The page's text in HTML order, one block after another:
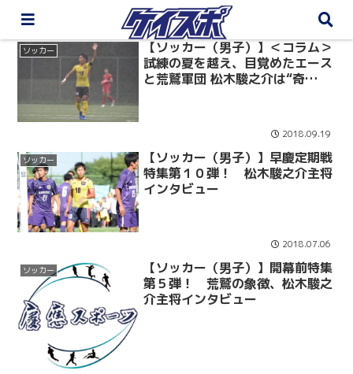
ソッカー
【ソッカー（男子）】＜コラム＞
試練の夏を越え、目覚めたエース
と荒鷲軍団 松木駿之介は“奇
2018.09.19
ソッカー
【ソッカー（男子）】早慶定期戦
特集第１０弾！ 松木駿之介主将
インタビュー
2018.07.06
ソッカー
【ソッカー（男子）】開幕前特集
第５弾！ 荒鷲の象徴、松木駿之
介主将インタビュー